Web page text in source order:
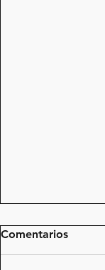
Comentarios